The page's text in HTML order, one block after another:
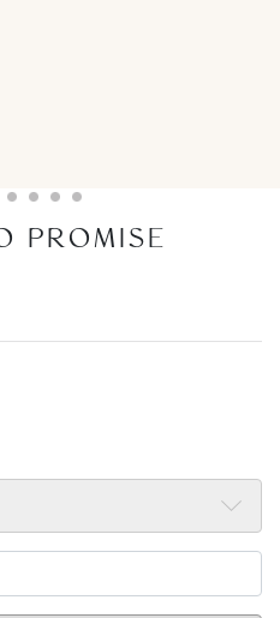
PROMISE